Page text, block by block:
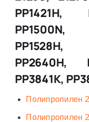
PP1421H,
PP1500N,
PP1528H,
PP2640H,
PP3841K,
Полипропилен
Полипропилен